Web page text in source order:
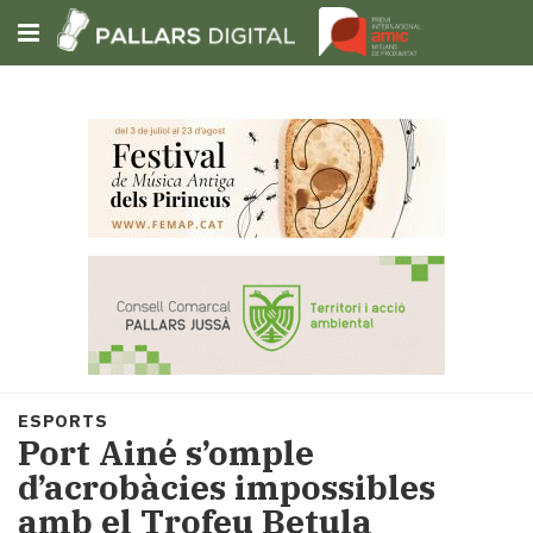
Subscriu-t'hi
Portada
Societat
Política
i
municipis
Economia
ESPORTS
Port Ainé s’omple
d’acrobàcies impossibles
amb el Trofeu Betula